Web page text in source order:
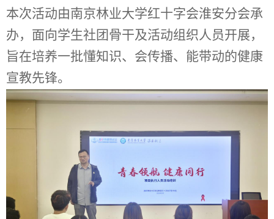
本次活动由南京林业大学红十字会淮安分会承
办，面向学生社团骨干及活动组织人员开展，
旨在培养一批懂知识、会传播、能带动的健康
宣教先锋。